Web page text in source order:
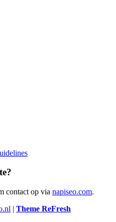
contact op via napiseo.com.
| Theme ReFresh